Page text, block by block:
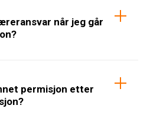
når jeg går
permisjon etter